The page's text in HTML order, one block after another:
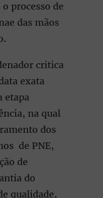
processo de
das mãos
critica
exata
etapa
na qual
dos
de PNE,
de
do
qualidade,